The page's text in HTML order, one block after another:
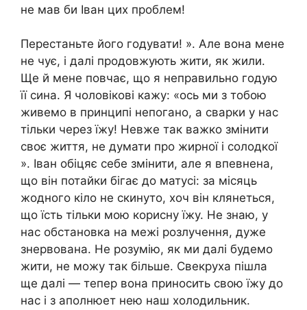
не мав би Іван цих проблем!
Перестаньте його годувати! ». Але вона мене
не чує, і далі продовжують жити, як жили.
Ще й мене повчає, що я неправильно годую
її сина. Я чоловікові кажу: «ось ми з тобою
живемо в принципі непогано, а сварки у нас
тільки через їжу! Невже так важко змінити
своє життя, не думати про жирної і солодкої
». Іван обіцяє себе змінити, але я впевнена,
що він потайки бігає до матусі: за місяць
жодного кіло не скинуто, хоч він клянеться,
що їсть тільки мою корисну їжу. Не знаю, у
нас обстановка на межі розлучення, дуже
знервована. Не розумію, як ми далі будемо
жити, не можу так більше. Свекруха пішла
ще далі — тепер вона приносить свою їжу до
нас і з аполнюет нею наш холодильник.